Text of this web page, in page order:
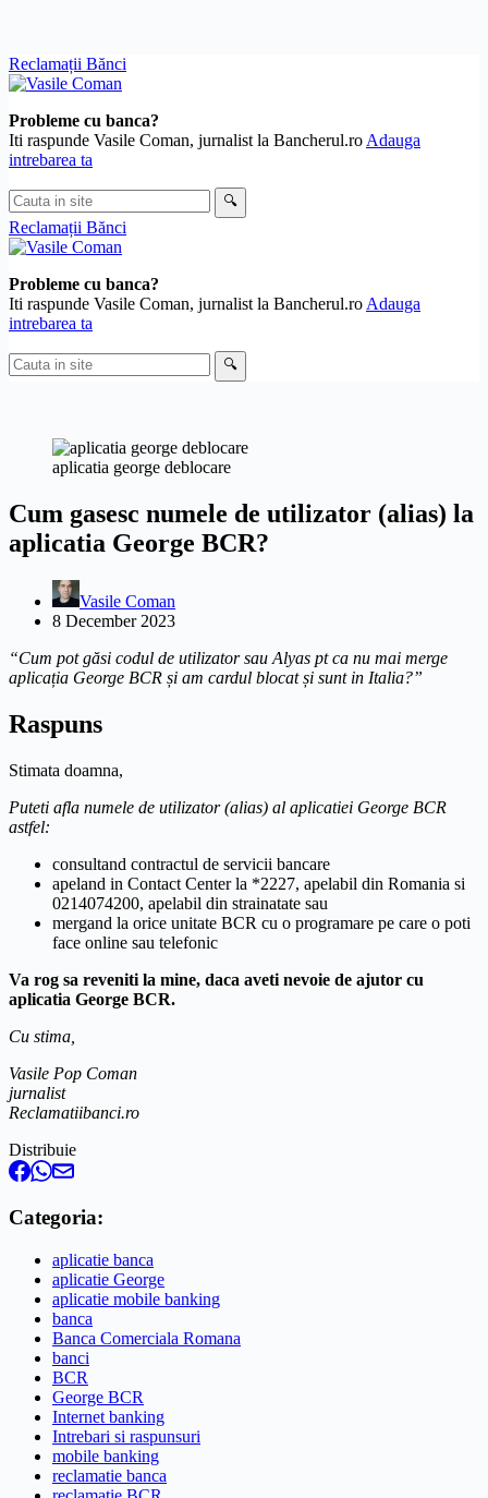
Skip
to
Reclamații Bănci
Probleme cu banca?
Iti raspunde Vasile Coman, jurnalist la Bancherul.ro Adauga
intrebarea ta
Cauta
in
site
🔍
Reclamații Bănci
Probleme cu banca?
Iti raspunde Vasile Coman, jurnalist la Bancherul.ro Adauga
intrebarea ta
Cauta
in
🔍
aplicatia george deblocare
Cum gasesc numele de utilizator (alias) la
aplicatia George BCR?
Vasile Coman
8 December 2023
“Cum pot găsi codul de utilizator sau Alyas pt ca nu mai merge
aplicația George BCR și am cardul blocat și sunt in Italia?”
Raspuns
Stimata doamna,
Puteti afla numele de utilizator (alias) al aplicatiei George BCR
astfel:
consultand contractul de servicii bancare
apeland in Contact Center la *2227, apelabil din Romania si
0214074200, apelabil din strainatate sau
mergand la orice unitate BCR cu o programare pe care o poti
face online sau telefonic
Va rog sa reveniti la mine, daca aveti nevoie de ajutor cu
aplicatia George BCR.
Cu stima,
Vasile Pop Coman
jurnalist
Reclamatiibanci.ro
Distribuie
Categoria:
aplicatie banca
aplicatie George
aplicatie mobile banking
banca
Banca Comerciala Romana
banci
BCR
George BCR
Internet banking
Intrebari si raspunsuri
mobile banking
reclamatie banca